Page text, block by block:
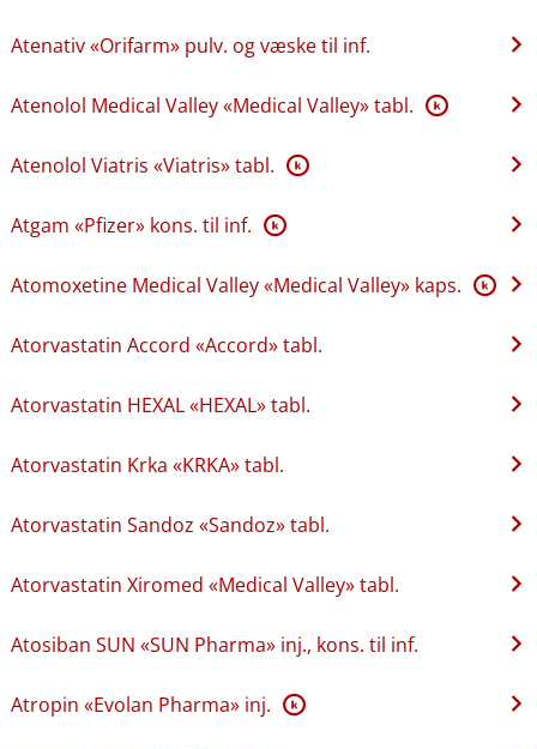
Atenativ «Orifarm» pulv. og væske til inf.
Atenolol Medical Valley «Medical Valley» tabl. K
Atenolol Viatris «Viatris» tabl. K
Atgam «Pfizer» kons. til inf. K
Atomoxetine Medical Valley «Medical Valley» kaps. K
Atorvastatin Accord «Accord» tabl.
Atorvastatin HEXAL «HEXAL» tabl.
Atorvastatin Krka «KRKA» tabl.
Atorvastatin Sandoz «Sandoz» tabl.
Atorvastatin Xiromed «Medical Valley» tabl.
Atosiban SUN «SUN Pharma» inj., kons. til inf.
Atropin «Evolan Pharma» inj. K